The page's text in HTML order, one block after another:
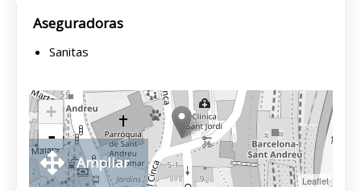
Aseguradoras
Sanitas
+
-
Leaflet
Ampliar